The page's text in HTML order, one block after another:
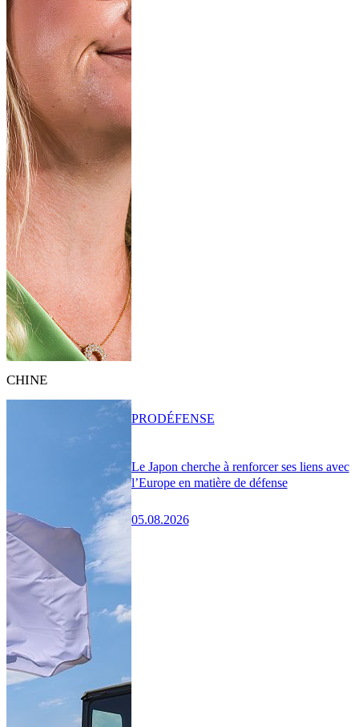
CHINE
Le Japon cherche à renforcer ses liens avec
l’Europe en matière de défense
05.08.2026
PRODÉFENSE